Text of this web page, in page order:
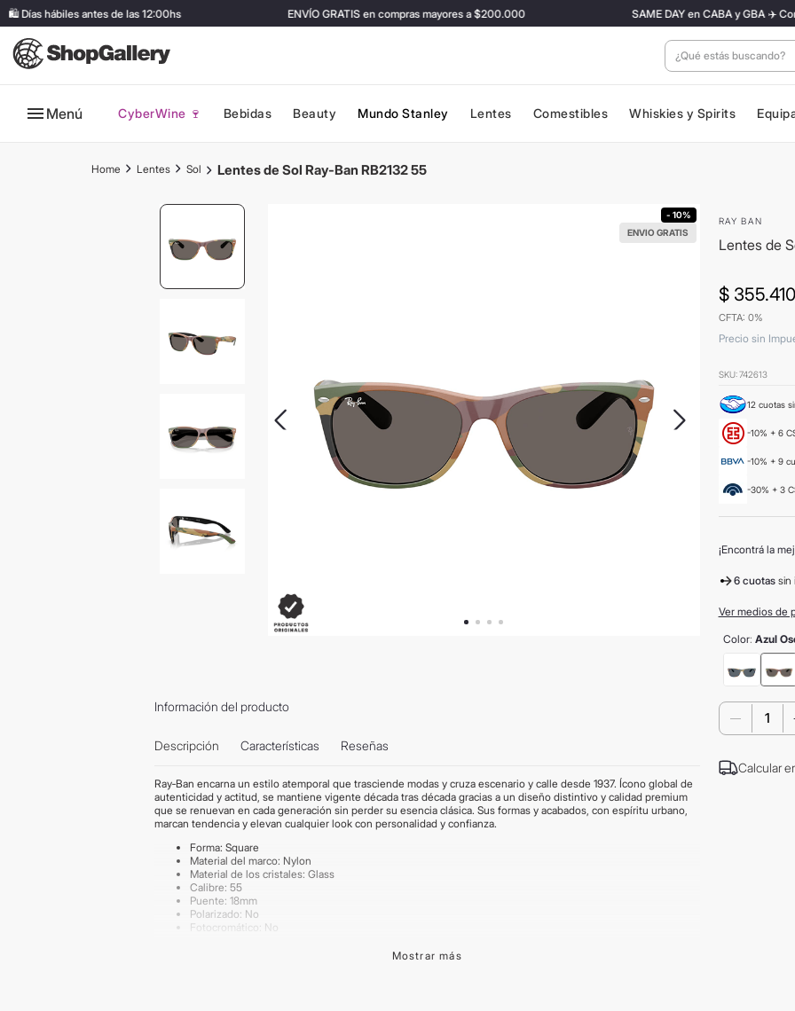
hábiles antes de las 12:00hs ENVÍO GRATIS en compras mayores a $200.000 SAME DAY en CABA y GBA ✈️
¿Qué estás
Menú CyberWine 🍷 Bebidas Beauty Mundo Stanley Lentes Comestibles Whiskies y Spirits
Lentes Sol Lentes de Sol Ray-Ban RB2132 55
- 10%
ENVIO GRATIS
Información del producto
Descripción Características Reseñas
Ray‑Ban encarna un estilo atemporal que trasciende modas y cruza escenario y calle desde 1937. Ícono global de
autenticidad y actitud, se mantiene vigente década tras década gracias a un diseño distintivo y calidad premium
que se renuevan en cada generación sin perder su esencia clásica. Sus formas y acabados, con espíritu urbano,
marcan tendencia y elevan cualquier look con personalidad y confianza.
Forma: Square
Material del marco: Nylon
Material de los cristales: Glass
Calibre: 55
Puente: 18mm
Polarizado: No
Fotocromático: No
Mostrar más
RAY BAN
Lentes de
$ 355.410
CFTA: 0%
Precio sin
SKU:742613
12 cuotas
-10% + 6
-10% + 9
-30% + 3
¡Encontrá la
6 cuotas sin
Ver medios de
Color: Azul
－
Calcular